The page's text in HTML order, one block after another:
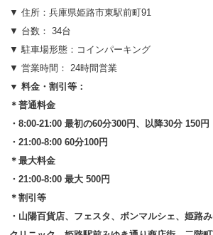
▼ 住所：兵庫県姫路市東駅前町91
▼ 台数： 34台
▼ 駐車場形態：コインパーキング
▼ 営業時間： 24時間営業
▼ 料金・割引等：
＊普通料金
・8:00-21:00 最初の60分300円、以降30分 150円
・21:00-8:00 60分100円
＊最大料金
・21:00-8:00 最大 500円
＊割引等
・山陽百貨店、フェスタ、ボンマルシェ、姫路